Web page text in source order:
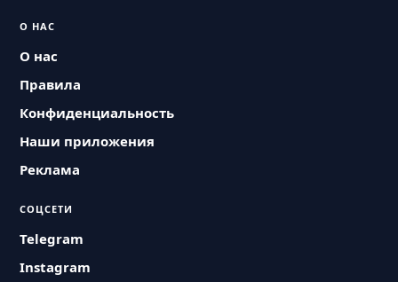
О НАС
О нас
Правила
Конфиденциальность
Наши приложения
Реклама
СОЦСЕТИ
Telegram
Instagram